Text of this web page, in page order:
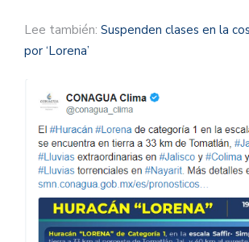
Lee también: Suspenden clases en la
por ‘Lorena’